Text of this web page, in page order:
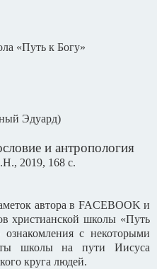
«Путь к Богу»
Эдуард)
и антропология
2019, 168 с.
автора в FACEBOOK и
христианской школы «Путь
с некоторыми
школы на пути Иисуса
круга людей.